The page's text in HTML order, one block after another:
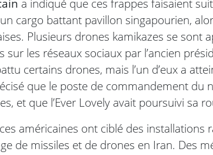
a indiqué que ces frappes faisaient
cargo battant pavillon singapourien,
Plusieurs drones kamikazes se sont
sur les réseaux sociaux par l’ancien
certains drones, mais l’un d’eux a
que le poste de commandement du
et que l’Ever Lovely avait poursuivi sa
américaines ont ciblé des installations
de missiles et de drones en Iran. Des